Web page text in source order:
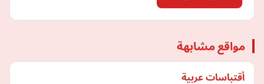
مواقع مشابهة
أقتباسات عربية